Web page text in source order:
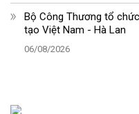
Bộ Công Thương tổ
tạo Việt Nam - Hà Lan
06/08/2026